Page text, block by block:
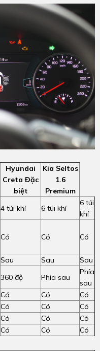
Hyundai
Creta Đặc
biệt
Kia Seltos
1.6
Premium
4 túi khí 6 túi khí
6 túi
khí
Có Có Có
Sau Sau
Sau
360 độ Phía sau
Phía
sau
Có Có
Có
Có Có
Có
Có Có
Có
Có Có
Có